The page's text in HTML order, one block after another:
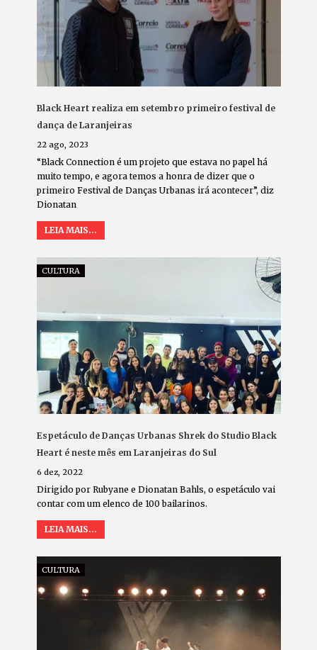
Black Heart realiza em setembro primeiro festival de
dança de Laranjeiras
22 ago, 2023
“Black Connection é um projeto que estava no papel há
muito tempo, e agora temos a honra de dizer que o
primeiro Festival de Danças Urbanas irá acontecer”, diz
Dionatan
LEIA MAIS...
CULTURA
Espetáculo de Danças Urbanas Shrek do Studio Black
Heart é neste mês em Laranjeiras do Sul
6 dez, 2022
Dirigido por Rubyane e Dionatan Bahls, o espetáculo vai
contar com um elenco de 100 bailarinos.
LEIA MAIS...
CULTURA